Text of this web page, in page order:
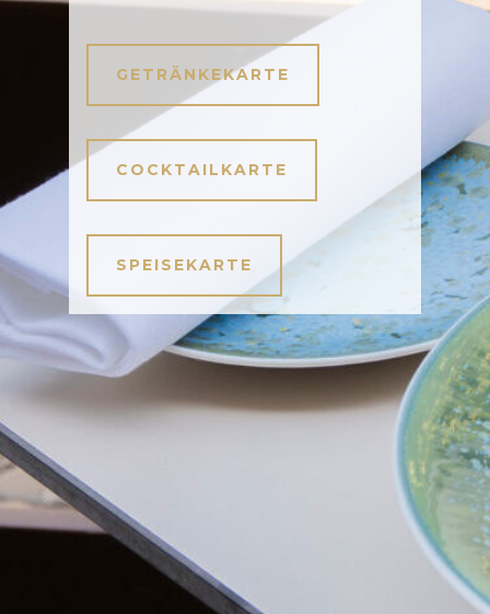
GETRÄNKEKARTE
COCKTAILKARTE
SPEISEKARTE